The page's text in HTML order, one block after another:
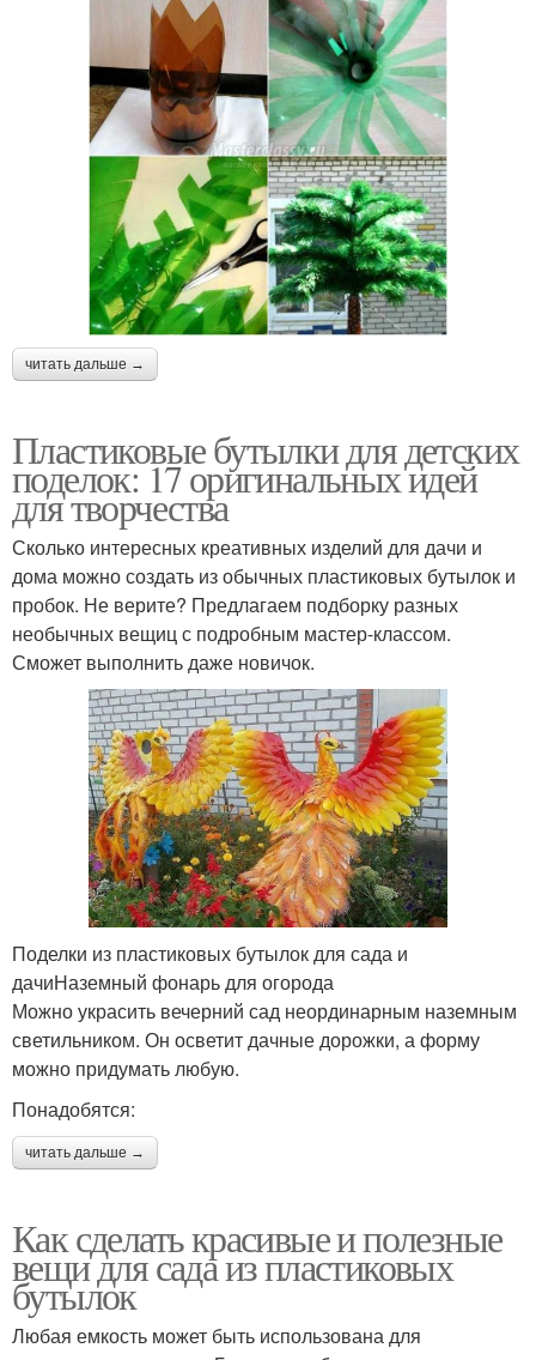
читать дальше →
Пластиковые бутылки для детских
поделок: 17 оригинальных идей
для творчества
Сколько интересных креативных изделий для дачи и
дома можно создать из обычных пластиковых бутылок и
пробок. Не верите? Предлагаем подборку разных
необычных вещиц с подробным мастер-классом.
Сможет выполнить даже новичок.
Поделки из пластиковых бутылок для сада и
дачиНаземный фонарь для огорода
Можно украсить вечерний сад неординарным наземным
светильником. Он осветит дачные дорожки, а форму
можно придумать любую.
Понадобятся:
читать дальше →
Как сделать красивые и полезные
вещи для сада из пластиковых
бутылок
Любая емкость может быть использована для